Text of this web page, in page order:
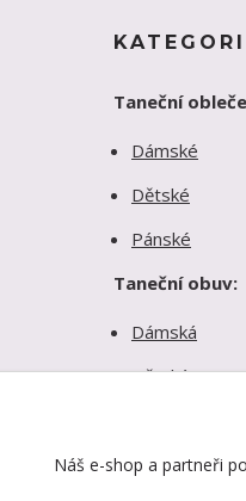
Taneční
Dámské
Dětské
Pánské
Taneční obuv:
Dámská
Dětská
Náš e-shop a partneři